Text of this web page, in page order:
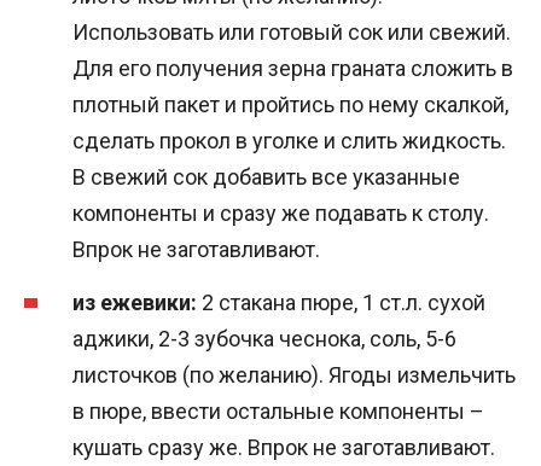
Использовать или готовый сок или свежий.
Для его получения зерна граната сложить в
плотный пакет и пройтись по нему скалкой,
сделать прокол в уголке и слить жидкость.
В свежий сок добавить все указанные
компоненты и сразу же подавать к столу.
Впрок не заготавливают.
из ежевики: 2 стакана пюре, 1 ст.л. сухой
аджики, 2-3 зубочка чеснока, соль, 5-6
листочков (по желанию). Ягоды измельчить
в пюре, ввести остальные компоненты –
кушать сразу же. Впрок не заготавливают.